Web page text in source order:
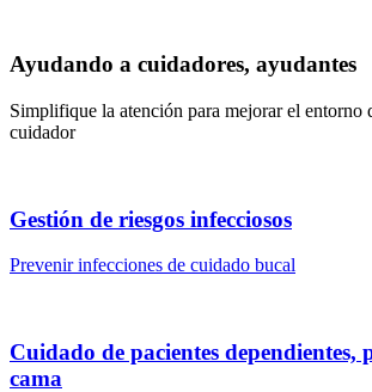
Ayudando a cuidadores, ayudantes
Simplifique la atención para mejorar el entorno
cuidador
Gestión de riesgos infecciosos
Prevenir infecciones de cuidado bucal
Cuidado de pacientes dependientes,
cama